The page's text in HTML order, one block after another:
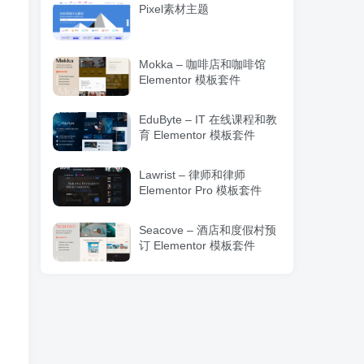
Pixel素材主题
Mokka – 咖啡店和咖啡馆
Elementor 模板套件
EduByte – IT 在线课程和教
育 Elementor 模板套件
Lawrist – 律师和律师
Elementor Pro 模板套件
Seacove – 酒店和度假村预
订 Elementor 模板套件